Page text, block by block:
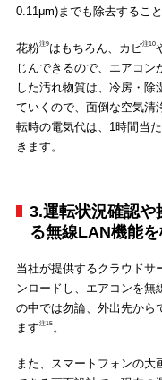
0.11μm)までも除去するこ
花粉注9はもちろん、カビ注10
じんできるので、エアコ
した汚れ物質は、冷房・
ていくので、面倒な空気清
転時の電気代は、1時間当
きます。
3.運転状況確認や
る無線LAN機能
当社が提供するクラウドサ
ンロードし、エアコンを無
の中では勿論、外出先から
ます注15 。
また、スマートフォンの